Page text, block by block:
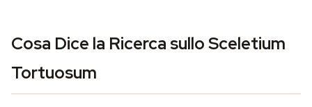
Cosa Dice la Ricerca sullo Sceletium
Tortuosum